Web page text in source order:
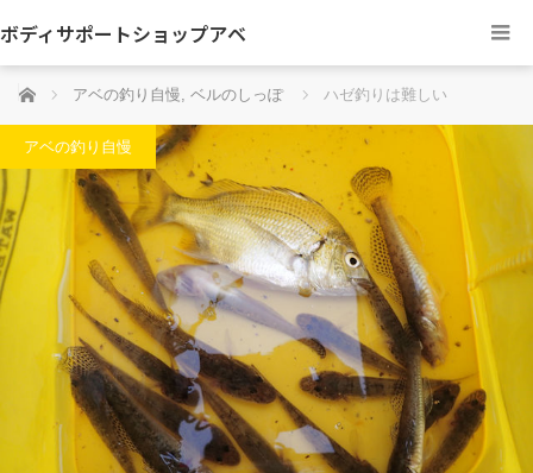
ボディサポートショップアベ
ホーム アベの釣り自慢, ベルのしっぽ ハゼ釣りは難しい
アベの釣り自慢